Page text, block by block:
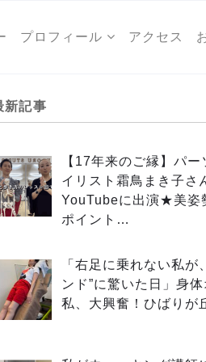
プロフィール アクセス
新記事
【17年来のご縁】パー
イリスト霜鳥まき子さ
YouTubeに出演★美姿
ポイント…
「右足に乗れない私が
ンド”に驚いた日」身
私、大興奮！ひばりが